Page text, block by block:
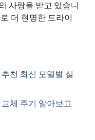
사랑을 받고 있습니
더 현명한 드라이
천 최신 모델별 실
체 주기 알아보고